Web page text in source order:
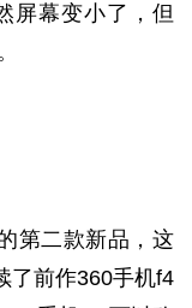
屏幕变小了，但
第二款新品，这
了前作360手机f4